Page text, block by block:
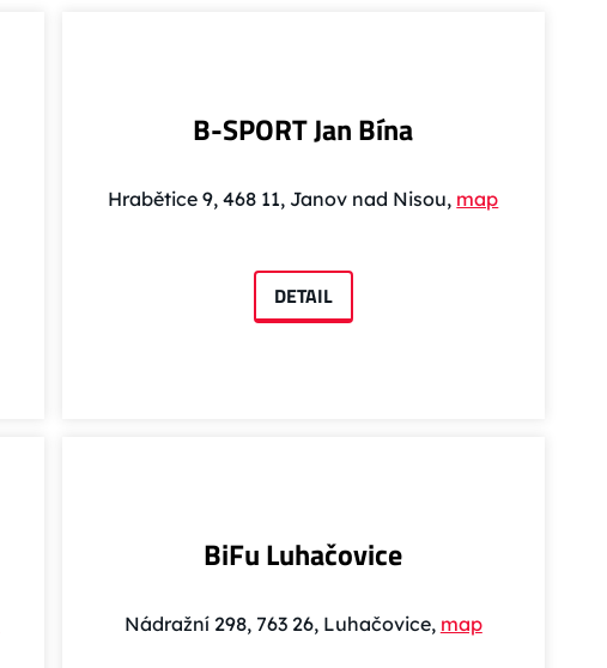
B-SPORT Jan Bína
Hrabětice 9, 468 11, Janov nad Nisou, map
DETAIL
BiFu Luhačovice
Nádražní 298, 763 26, Luhačovice, map